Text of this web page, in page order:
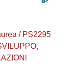
/ PS2295